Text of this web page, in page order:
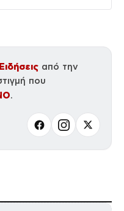
Ειδήσεις από την
που
.